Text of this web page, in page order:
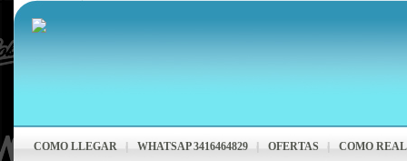
COMO LLEGAR WHATSAP 3416464829 OFERTAS COMO